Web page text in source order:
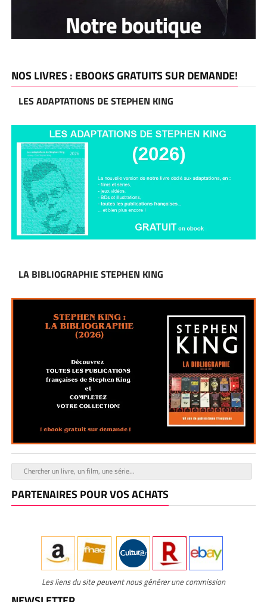
NOS LIVRES : EBOOKS GRATUITS SUR DEMANDE!
LES ADAPTATIONS DE STEPHEN KING
LA BIBLIOGRAPHIE STEPHEN KING
PARTENAIRES POUR VOS ACHATS
Les liens du site peuvent nous générer une commission